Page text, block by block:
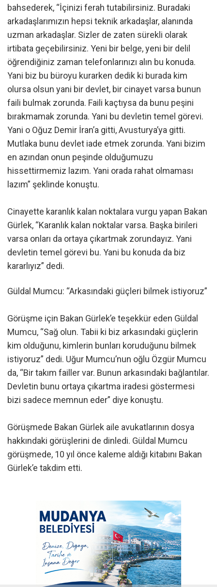
bahsederek, “İçinizi ferah tutabilirsiniz. Buradaki
arkadaşlarımızın hepsi teknik arkadaşlar, alanında
uzman arkadaşlar. Sizler de zaten sürekli olarak
irtibata geçebilirsiniz. Yeni bir belge, yeni bir delil
öğrendiğiniz zaman telefonlarınızı alın bu konuda.
Yani biz bu büroyu kurarken dedik ki burada kim
olursa olsun yani bir devlet, bir cinayet varsa bunun
faili bulmak zorunda. Faili kaçtıysa da bunu peşini
bırakmamak zorunda. Yani bu devletin temel görevi.
Yani o Oğuz Demir İran’a gitti, Avusturya’ya gitti.
Mutlaka bunu devlet iade etmek zorunda. Yani bizim
en azından onun peşinde olduğumuzu
hissettirmemiz lazım. Yani orada rahat olmaması
lazım” şeklinde konuştu.
Cinayette karanlık kalan noktalara vurgu yapan Bakan
Gürlek, “Karanlık kalan noktalar varsa. Başka birileri
varsa onları da ortaya çıkartmak zorundayız. Yani
devletin temel görevi bu. Yani bu konuda da biz
kararlıyız” dedi.
Güldal Mumcu: “Arkasındaki güçleri bilmek istiyoruz”
Görüşme için Bakan Gürlek’e teşekkür eden Güldal
Mumcu, “Sağ olun. Tabii ki biz arkasındaki güçlerin
kim olduğunu, kimlerin bunları koruduğunu bilmek
istiyoruz” dedi. Uğur Mumcu’nun oğlu Özgür Mumcu
da, “Bir takım failler var. Bunun arkasındaki bağlantılar.
Devletin bunu ortaya çıkartma iradesi göstermesi
bizi sadece memnun eder” diye konuştu.
Görüşmede Bakan Gürlek aile avukatlarının dosya
hakkındaki görüşlerini de dinledi. Güldal Mumcu
görüşmede, 10 yıl önce kaleme aldığı kitabını Bakan
Gürlek’e takdim etti.